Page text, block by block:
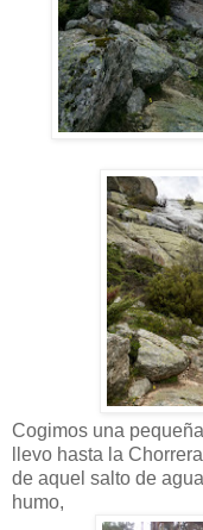
Cogimos una
llevo hasta la
de aquel salto de
humo,